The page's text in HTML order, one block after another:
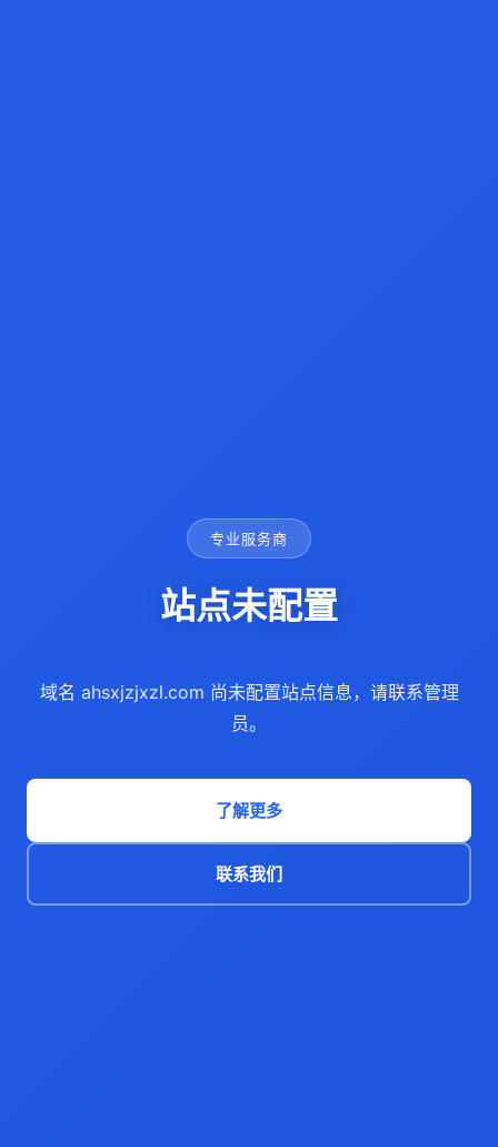
专业服务商
站点未配置
域名 ahsxjzjxzl.com 尚未配置站点信息，请联系管理
员。
了解更多
联系我们